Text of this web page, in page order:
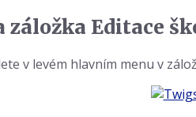
záložka Editace
v levém hlavním menu v